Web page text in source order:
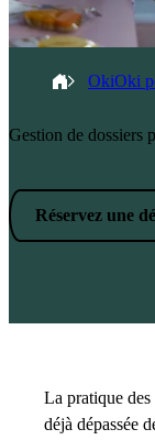
Fil d'Ariane
AccueilOkiOki
Gestion de dossiers
Réservez une
La pratique des
déjà dépassée